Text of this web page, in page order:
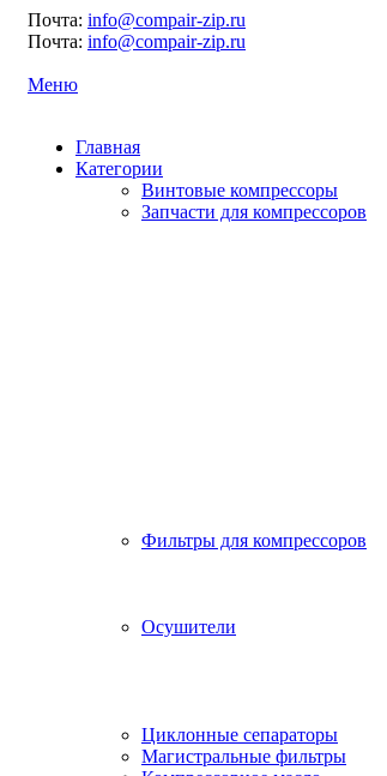
Почта: info@compair-zip.ru
Почта: info@compair-zip.ru
Меню
Главная
Категории
Винтовые компрессоры
Запчасти для компрессоров
Фильтры для компрессоров
Осушители
Циклонные сепараторы
Магистральные фильтры